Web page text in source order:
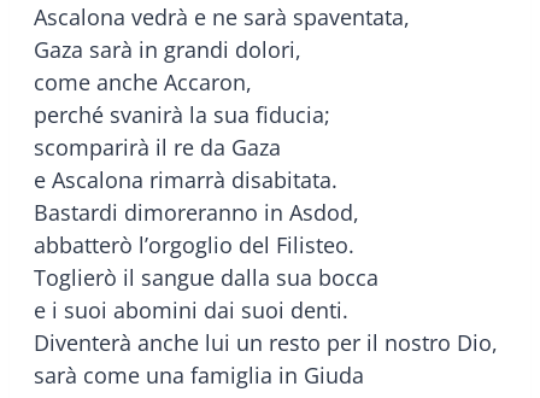
Ascalona vedrà e ne sarà spaventata,
Gaza sarà in grandi dolori,
come anche Accaron,
perché svanirà la sua fiducia;
scomparirà il re da Gaza
e Ascalona rimarrà disabitata.
Bastardi dimoreranno in Asdod,
abbatterò l’orgoglio del Filisteo.
Toglierò il sangue dalla sua bocca
e i suoi abomini dai suoi denti.
Diventerà anche lui un resto per il nostro Dio,
sarà come una famiglia in Giuda